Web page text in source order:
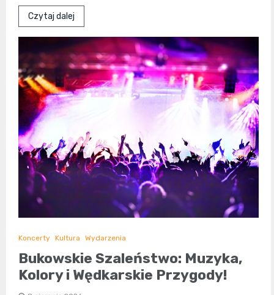
Czytaj dalej
Koncerty Kultura Wydarzenia
Bukowskie Szaleństwo: Muzyka,
Kolory i Wędkarskie Przygody!